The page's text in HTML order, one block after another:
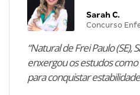
Sarah C.
Concurso
“Natural de Frei Paulo (SE),
enxergou os estudos
para conquistar